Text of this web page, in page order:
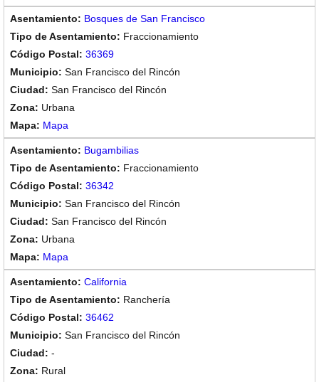
Bosques de San Francisco
Fraccionamiento
36369
San Francisco del Rincón
San Francisco del Rincón
Urbana
Mapa
Bugambilias
Fraccionamiento
36342
San Francisco del Rincón
San Francisco del Rincón
Urbana
Mapa
California
Ranchería
36462
San Francisco del Rincón
-
Rural